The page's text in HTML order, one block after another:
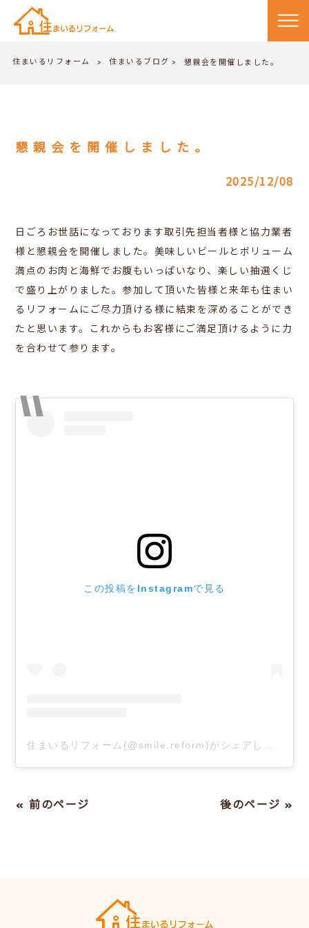
住まいるリフォーム > 住まいるブログ > 懇親会を開催しました。
懇親会を開催しました。
2025/12/08
日ごろお世話になっております取引先担当者様と協力業者
様と懇親会を開催しました。美味しいビールとボリューム
満点のお肉と海鮮でお腹もいっぱいなり、楽しい抽選くじ
で盛り上がりました。参加して頂いた皆様と来年も住まい
るリフォームにご尽力頂ける様に結束を深めることができ
たと思います。これからもお客様にご満足頂けるように力
を合わせて参ります。
この投稿をInstagramで見る
« 前のページ 後のページ »